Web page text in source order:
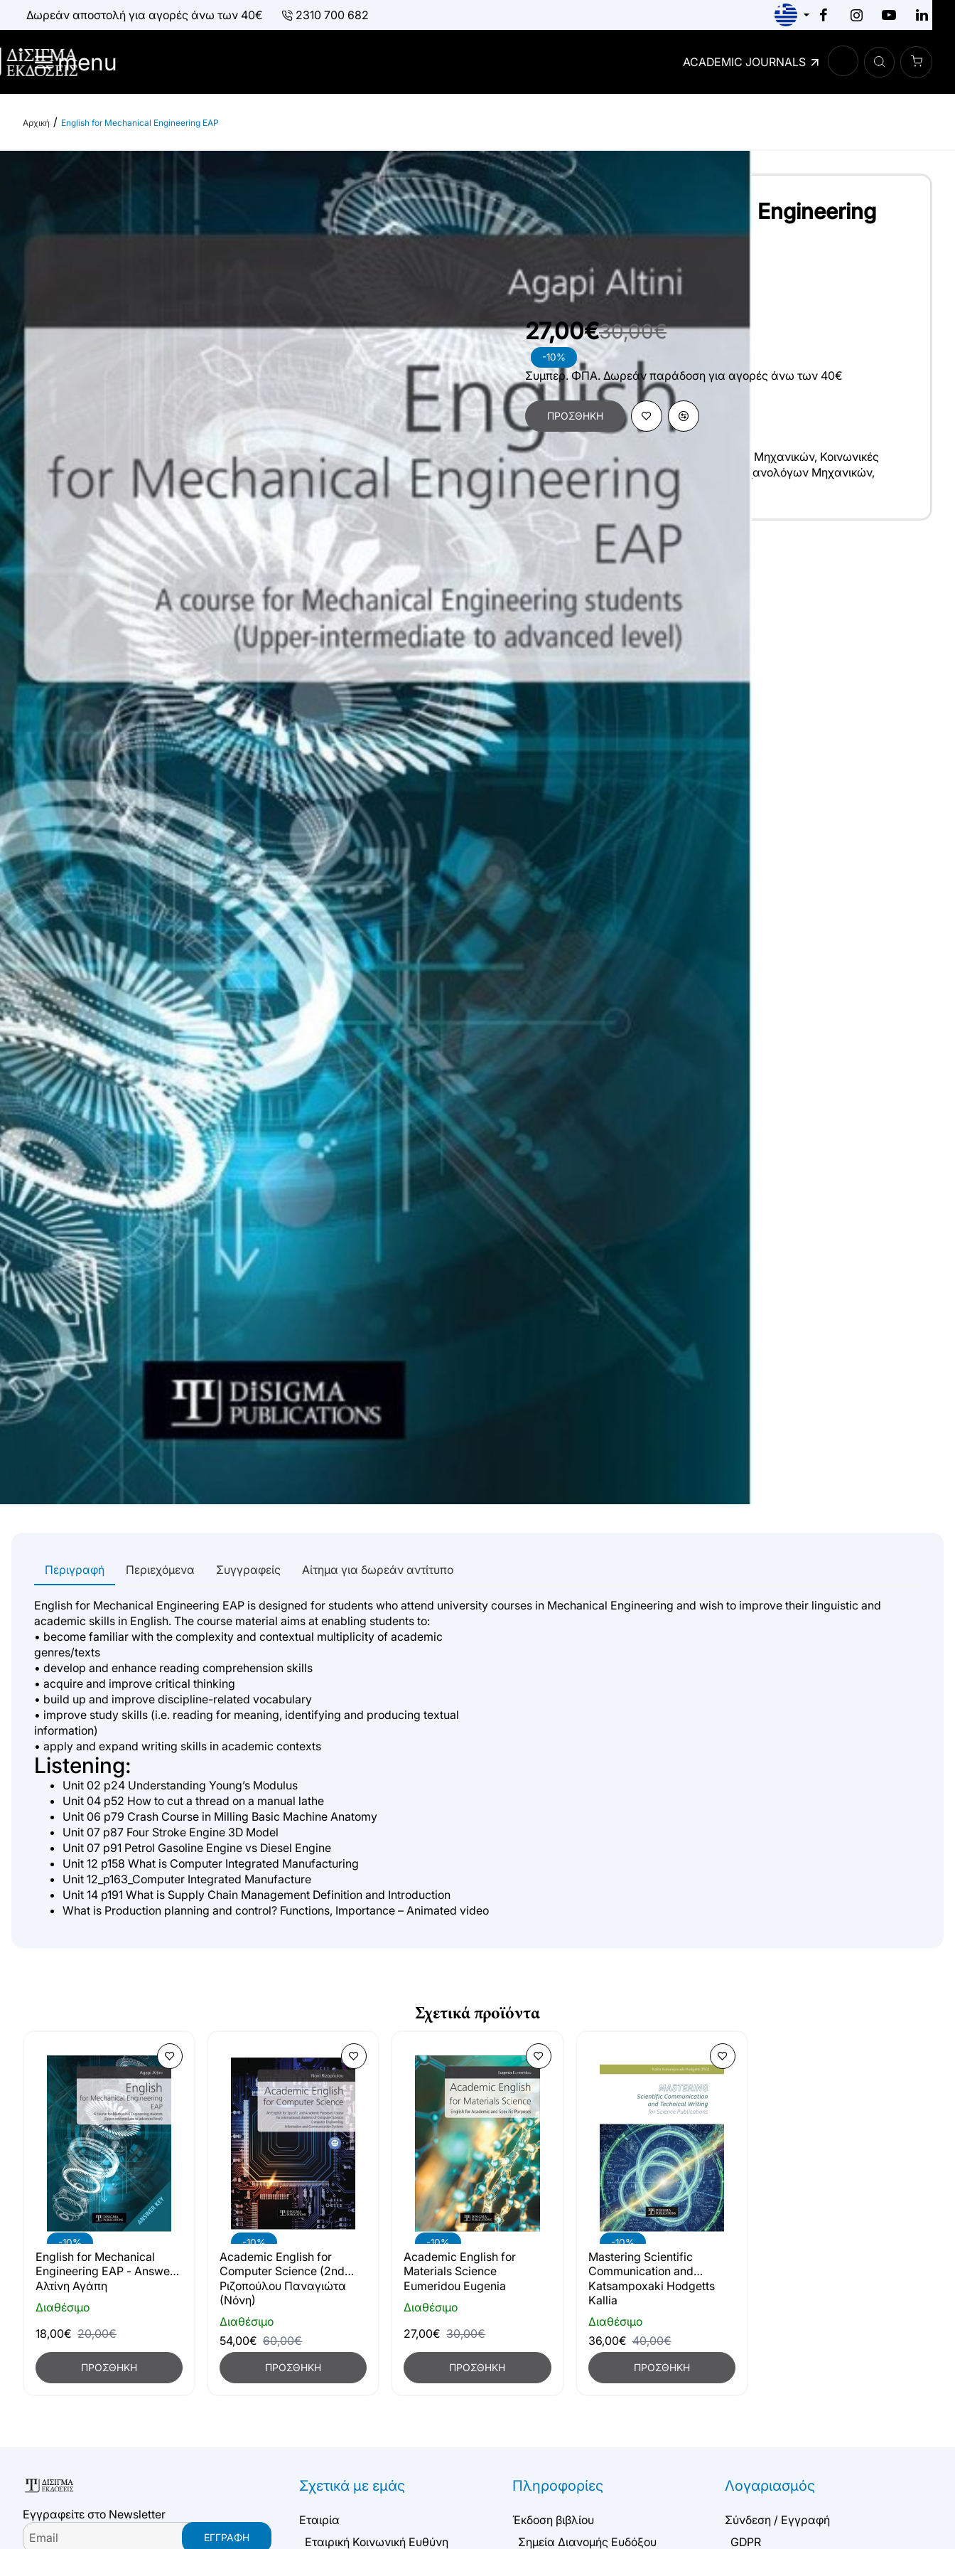
Δωρεάν αποστολή για αγορές άνω των 40€ 2310 700 682
menu ACADEMIC JOURNALS
English for Mechanical Engineering EAP
English for Mechanical Engineering
EAP
Διαθέσιμο
ΑΛΤΊΝΗ ΑΓΆΠΗ
-10%
27,00€30,00€
Συμπερ. ΦΠΑ. Δωρεάν παράδοση για αγορές άνω των 40€
ΠΡΟΣΘΉΚΗ
Κατηγορίες: Θετικές Επιστήμες Επιστήμες Μηχανικών, Κοινωνικές
Επιστήμες,Ηλεκτρονικών Μηχανικών Μηχανολόγων Μηχανικών,
Ξένες Γλώσσες
Αγγλικά
Χαρακτηριστικά Βιβλίου
Γλώσσα
English
Διαστάσεις
21x29 cm
Εσωτερικό Βιβλίου
Έγχρωμο
102125853
Σελίδες
Συνοδευτικό Υλικό
Link
0.77kg
Ετικέτες: Academic English
Περιγραφή Περιεχόμενα Συγγραφείς Αίτημα για δωρεάν αντίτυπο
English for Mechanical Engineering EAP is designed for students who attend university courses in Mechanical Engineering and wish to improve their linguistic and
academic skills in English. The course material aims at enabling students to:
• become familiar with the complexity and contextual multiplicity of academic
genres/texts
• develop and enhance reading comprehension skills
• acquire and improve critical thinking
• build up and improve discipline-related vocabulary
• improve study skills (i.e. reading for meaning, identifying and producing textual
information)
• apply and expand writing skills in academic contexts
Listening:
Unit 02 p24 Understanding Young’s Modulus
Unit 04 p52 How to cut a thread on a manual lathe
Unit 06 p79 Crash Course in Milling Basic Machine Anatomy
Unit 07 p87 Four Stroke Engine 3D Model
Unit 07 p91 Petrol Gasoline Engine vs Diesel Engine
Unit 12 p158 What is Computer Integrated Manufacturing
Unit 12_p163_Computer Integrated Manufacture
Unit 14 p191 What is Supply Chain Management Definition and Introduction
What is Production planning and control? Functions, Importance – Animated video
Σχετικά προϊόντα
-10%
Διαθέσιμο
English for Mechanical
Engineering EAP - Answer
Key
Αλτίνη Αγάπη
18,00€ 20,00€
ΠΡΟΣΘΉΚΗ
-10%
Διαθέσιμο
Academic English for
Computer Science (2nd
Edition)
Ριζοπούλου Παναγιώτα
(Νόνη)
54,00€ 60,00€
ΠΡΟΣΘΉΚΗ
-10%
Διαθέσιμο
Academic English for
Materials Science
Eumeridou Eugenia
27,00€ 30,00€
ΠΡΟΣΘΉΚΗ
-10%
Διαθέσιμο
Mastering Scientific
Communication and
Technical Writing for
Science Publications
Katsampoxaki Hodgetts
Kallia
36,00€ 40,00€
ΠΡΟΣΘΉΚΗ
Εγγραφείτε στο Newsletter
Email
ΕΓΓΡΑΦΉ
Σχετικά με εμάς
Εταιρία
Εταιρική Κοινωνική Ευθύνη
Πληροφορίες
Έκδοση βιβλίου
Σημεία Διανομής Ευδόξου
Λογαριασμός
Σύνδεση / Εγγραφή
GDPR